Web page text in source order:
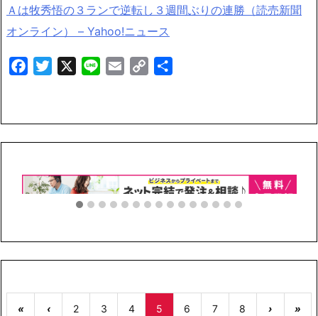
Ａは牧秀悟の３ランで逆転し３週間ぶりの連勝（読売新聞
オンライン） – Yahoo!ニュース
FacebookTwitter Line Email
Copy
« ‹ 2 3 4 5 6 7 8 › »